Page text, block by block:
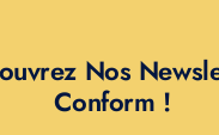
Nos
Conform !